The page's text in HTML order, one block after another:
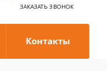
ЗАКАЗАТЬ ЗВОНОК
Контакты